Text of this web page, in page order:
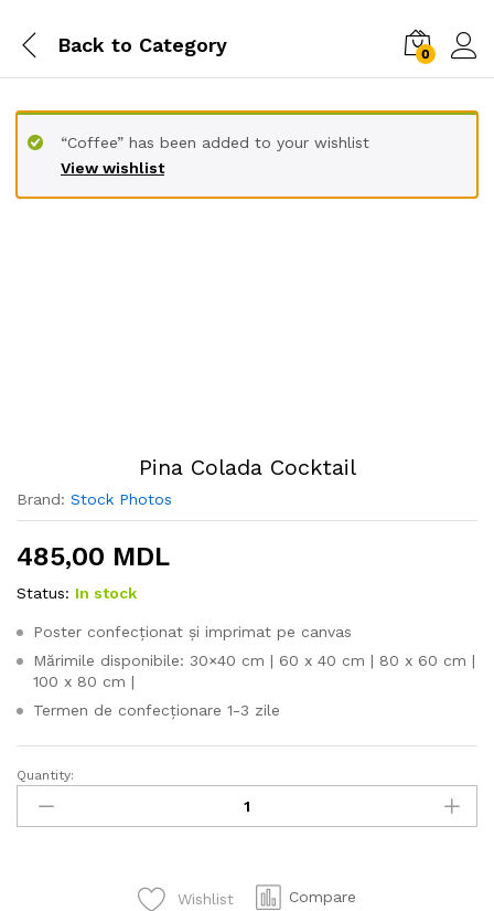
Back to Category 0
View wishlist
“Coffee” has been added to your wishlist
Pina Colada Cocktail
Brand: Stock Photos
485,00 MDL
Status: In stock
Poster confecționat și imprimat pe canvas
Mărimile disponibile: 30×40 cm | 60 x 40 cm | 80 x 60 cm |
100 x 80 cm |
Termen de confecționare 1-3 zile
Pina
Colada
Cocktail
Quantity:
Wishlist Compare